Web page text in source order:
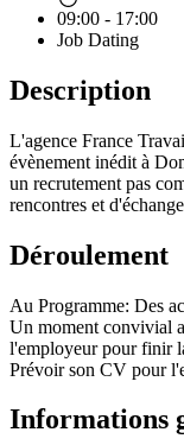
09:00 - 17:00
Job Dating
Description
L'agence France
évènement inédit à
un recrutement pas
rencontres et
Déroulement
Au Programme: Des
Un moment convivial
l'employeur pour finir
Prévoir son CV pour
Informations